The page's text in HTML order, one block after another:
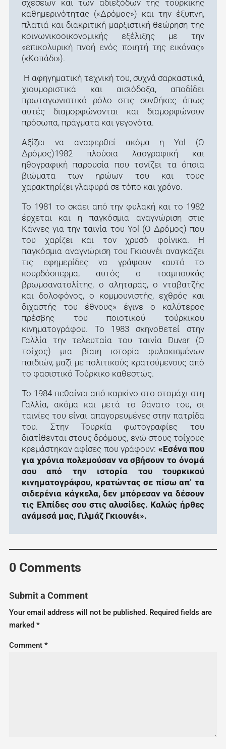
σχέσεων και των αδιεξόδων της τούρκικης
καθημερινότητας («Δρόμος») και την έξυπνη,
πλατιά και διακριτική μαρξιστική θεώρηση της
κοινωνικοοικονομικής εξέλιξης με την
«επικολυρική πνοή ενός ποιητή της εικόνας»
(«Κοπάδι»).
Η αφηγηματική τεχνική του, συχνά σαρκαστικά,
χιουμοριστικά και αισιόδοξα, αποδίδει
πρωταγωνιστικό ρόλο στις συνθήκες όπως
αυτές διαμορφώνονται και διαμορφώνουν
πρόσωπα, πράγματα και γεγονότα.
Αξίζει να αναφερθεί ακόμα η Yol (Ο
Δρόμος)1982 πλούσια λαογραφική και
ηθογραφική παρουσία που τονίζει τα όποια
βιώματα των ηρώων του και τους
χαρακτηρίζει γλαφυρά σε τόπο και χρόνο.
Το 1981 το σκάει από την φυλακή και το 1982
έρχεται και η παγκόσμια αναγνώριση στις
Κάννες για την ταινία του Yol (Ο Δρόμος) που
του χαρίζει και τον χρυσό φοίνικα. Η
παγκόσμια αναγνώριση του Γκιουνέι αναγκάζει
τις εφημερίδες να γράψουν «αυτό το
κουρδόσπερμα, αυτός ο τσαμπουκάς
βρωμοανατολίτης, ο αληταράς, ο νταβατζής
και δολοφόνος, ο κομμουνιστής, εχθρός και
διχαστής του έθνους» έγινε ο καλύτερος
πρέσβης του ποιοτικού τούρκικου
κινηματογράφου. Το 1983 σκηνοθετεί στην
Γαλλία την τελευταία του ταινία Duvar (Ο
τοίχος) μια βίαιη ιστορία φυλακισμένων
παιδιών, μαζί με πολιτικούς κρατούμενους από
το φασιστικό Τούρκικο καθεστώς.
Το 1984 πεθαίνει από καρκίνο στο στομάχι στη
Γαλλία, ακόμα και μετά το θάνατο του, οι
ταινίες του είναι απαγορευμένες στην πατρίδα
του. Στην Τουρκία φωτογραφίες του
διατίθενται στους δρόμους, ενώ στους τοίχους
κρεμάστηκαν αφίσες που γράφουν: «Εσένα που
για χρόνια πολεμούσαν να σβήσουν το όνομά
σου από την ιστορία του τουρκικού
κινηματογράφου, κρατώντας σε πίσω απ’ τα
σιδερένια κάγκελα, δεν μπόρεσαν να δέσουν
τις Ελπίδες σου στις αλυσίδες. Καλώς ήρθες
ανάμεσά μας, Γιλμάζ Γκιουνέι».
0 Comments
Submit a Comment
Your email address will not be published. Required fields are
marked *
Comment *